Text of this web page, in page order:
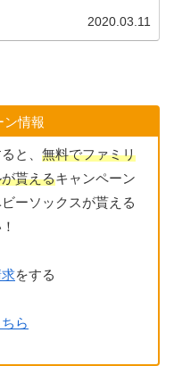
2020.03.11
ン情報
と、 無料でファミリ
貰えるキャンペーン
ーソックスが貰える
をする
ら